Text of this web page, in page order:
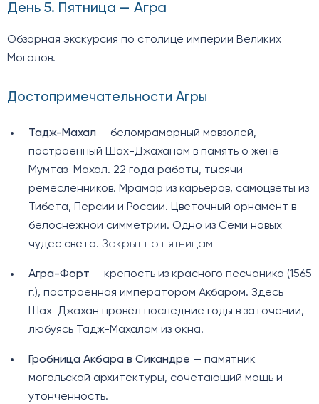
День 5. Пятница — Агра
Обзорная экскурсия по столице империи Великих
Моголов.
Достопримечательности Агры
Тадж-Махал — беломраморный мавзолей,
построенный Шах-Джаханом в память о жене
Мумтаз-Махал. 22 года работы, тысячи
ремесленников. Мрамор из карьеров, самоцветы из
Тибета, Персии и России. Цветочный орнамент в
белоснежной симметрии. Одно из Семи новых
чудес света. Закрыт по пятницам.
Агра-Форт — крепость из красного песчаника (1565
г.), построенная императором Акбаром. Здесь
Шах-Джахан провёл последние годы в заточении,
любуясь Тадж-Махалом из окна.
Гробница Акбара в Сикандре — памятник
могольской архитектуры, сочетающий мощь и
утончённость.